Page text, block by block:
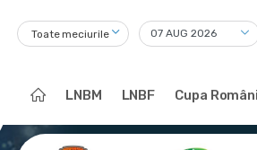
Toate meciurile
LNBM LNBF Cupa